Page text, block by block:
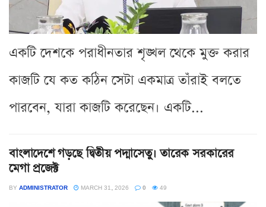
একটি দেশকে পরাধীনতার শৃঙ্খল থেকে মুক্ত করার
কাজটি যে কত কঠিন সেটা একমাত্র তাঁরাই বলতে
পারবেন, যারা কাজটি করেছেন। একটি...
বাংলাদেশে গড়ছে দ্বিতীয় পদ্মাসেতু। তারেক সরকারের
মেগা প্রজেক্ট
BY ADMINISTRATOR MARCH 31, 2026 0 49